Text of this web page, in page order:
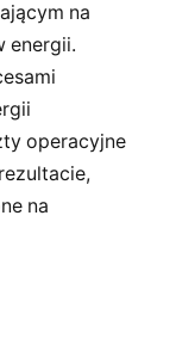
na
energii.
operacyjne
na